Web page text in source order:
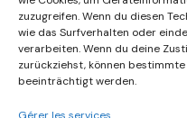
zuzugreifen. Wenn du diesen
wie das Surfverhalten oder
verarbeiten. Wenn du deine
zurückziehst, können
beeinträchtigt werden.
Informations juridiques
Mentions légales
Politique de confidentialité